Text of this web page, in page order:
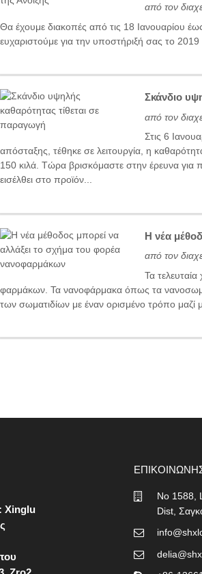
από τον
Θα έχουμε διακοπές από τις 18 Ιανουαρίου
ευχαριστούμε για την υποστήριξή σας το
Σκάνδιο
από τον
Στις 6
απόσταξης, τέθηκε σε λειτουργία, η
150 κιλά. Τώρα βρισκόμαστε στην έρευνα για
εισέλθει στο προϊόν...
Η νέα
από τον
Τα
φαρμάκων. Τα νανοφάρμακα όπως τα
των σωματιδίων με έναν ορισμένο τρόπο μαζί
Xinglu
No 1588,
Dist,